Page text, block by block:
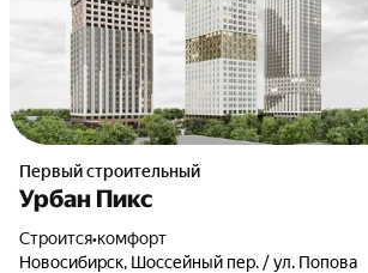
Первый строительный
Урбан Пикс
Строится•комфорт
Новосибирск, Шоссейный пер. / ул. Попова